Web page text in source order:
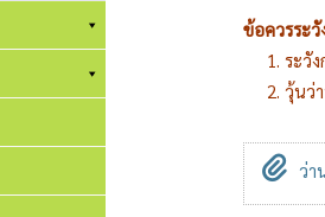
ข้อควรระวั
1. ระวัง
2. วุ้นว่า
ว่า